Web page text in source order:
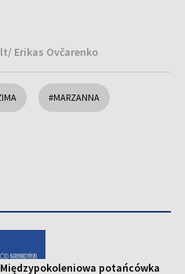
Erikas Ovčarenko
#MARZANNA
Międzypokoleniowa potańcówka